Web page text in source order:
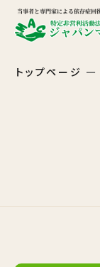
トップページ